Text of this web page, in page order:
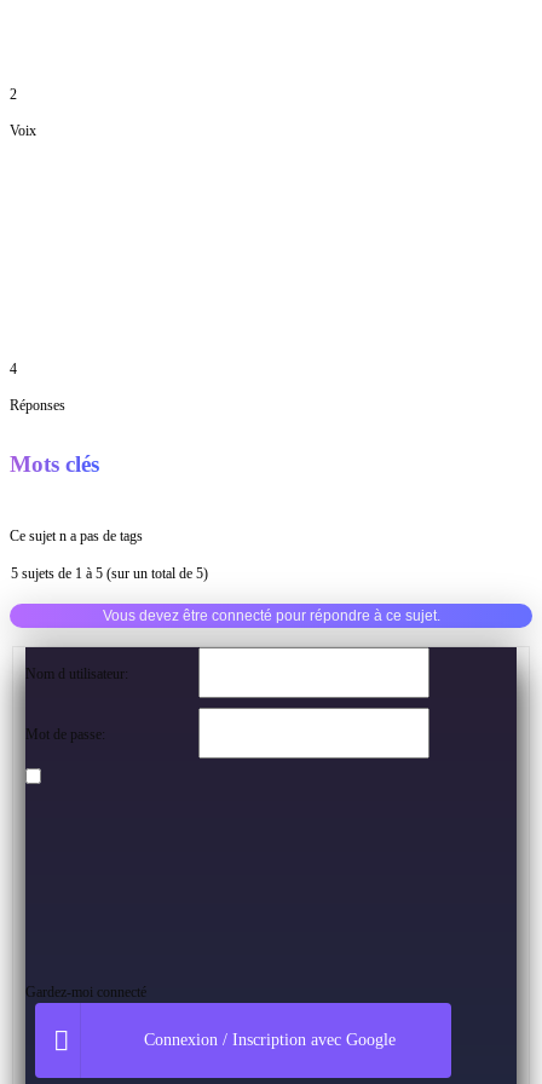
2
Voix
4
Réponses
Mots clés
Ce sujet n a pas de tags
5 sujets de 1 à 5 (sur un total de 5)
Vous devez être connecté pour répondre à ce sujet.
Nom d utilisateur:
Mot de passe:
Gardez-moi connecté
Connexion / Inscription avec Google